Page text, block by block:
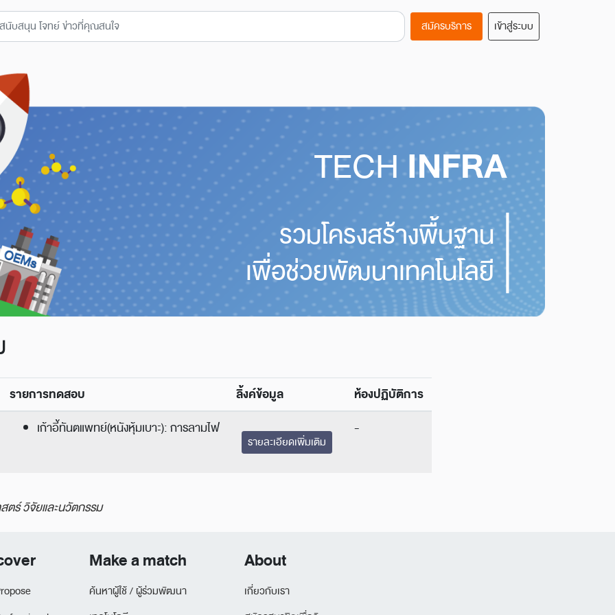
สมัครบริการ เข้าสู่ระบบ
TECHINFRA
รวมโครงสร้างพื้นฐาน
เพื่อช่วยพัฒนาเทคโนโลยี
รายการทดสอบ ลิ้งค์ข้อมูล
ห้องปฏิบัติการ
เก้าอี้ทันตแพทย์(หนังหุ้มเบาะ): การลามไฟ
รายละเอียดเพิ่มเติม
-
ตร์ วิจัยและนวัตกรรม
Make a match
ค้นหาผู้ใช้ / ผู้ร่วมพัฒนา
About
เกี่ยวกับเรา